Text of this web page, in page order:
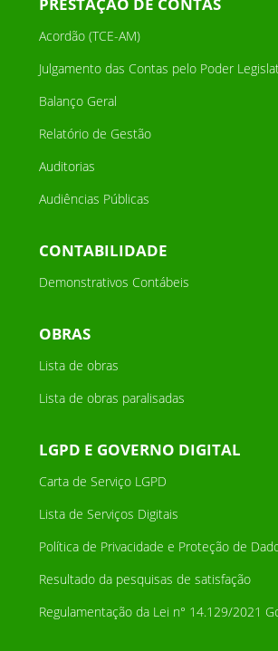
PRESTAÇÃO DE CONTAS
Acordão (TCE-AM)
Julgamento das Contas pelo Poder
Balanço Geral
Relatório de Gestão
Auditorias
Audiências Públicas
CONTABILIDADE
Demonstrativos Contábeis
OBRAS
Lista de obras
Lista de obras paralisadas
LGPD E GOVERNO DIGITAL
Carta de Serviço LGPD
Lista de Serviços Digitais
Política de Privacidade e Proteção de
Resultado da pesquisas de satisfação
Regulamentação da Lei n° 14.129/2021